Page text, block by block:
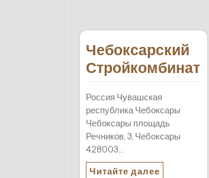
Чебоксарский
Стройкомбинат
Россия Чувашская
республика Чебоксары
Чебоксары площадь
Речников, 3, Чебоксары
428003…
Читайте далее